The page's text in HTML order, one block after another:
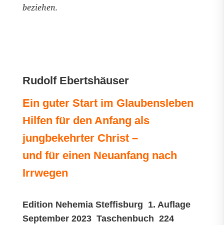
beziehen.
Rudolf Ebertshäuser
Ein guter Start im Glaubensleben
Hilfen für den Anfang als
jungbekehrter Christ –
und für einen Neuanfang nach
Irrwegen
Edition Nehemia Steffisburg 1. Auflage
September 2023 Taschenbuch 224